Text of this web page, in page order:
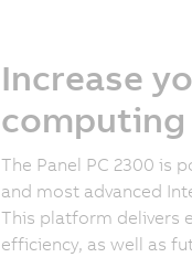
Increase
The Panel PC 2300 is
and most advanced
This platform delivers
efficiency, as well as